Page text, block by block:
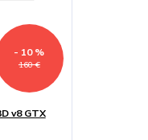
160 €
- 10 %
v8 GTX